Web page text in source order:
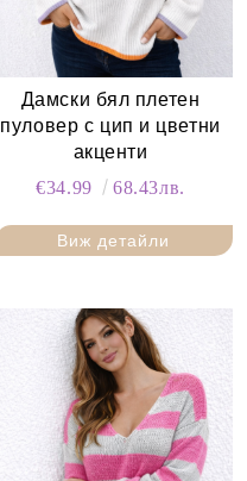
Дамски бял плетен
пуловер с цип и цветни
акценти
€34.99
68.43лв.
Виж детайли